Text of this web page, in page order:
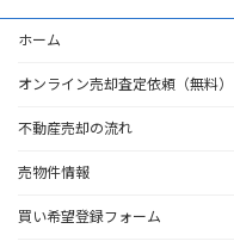
ホーム
オンライン売却査定依頼（無料）
不動産売却の流れ
売物件情報
買い希望登録フォーム